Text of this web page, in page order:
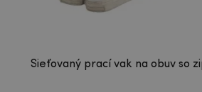
Sieťovaný prací vak na obuv so